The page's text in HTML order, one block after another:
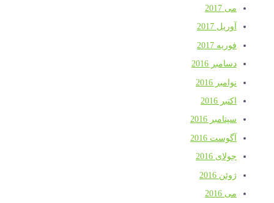
می 2017
آوریل 2017
فوریه 2017
دسامبر 2016
نوامبر 2016
اکتبر 2016
سپتامبر 2016
آگوست 2016
جولای 2016
ژوئن 2016
می 2016